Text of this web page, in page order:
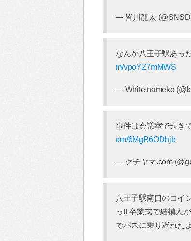
— 皆川龍太
なんか八王子駅あっ
m/vpoYZ7mMWS
— White nameko
事件は会議室で起き
om/6MgR6ODhjb
— グチヤマ.com
八王子駅南口のコイ
っ!! 卒業式で結構人
でバスに乗り遅れた